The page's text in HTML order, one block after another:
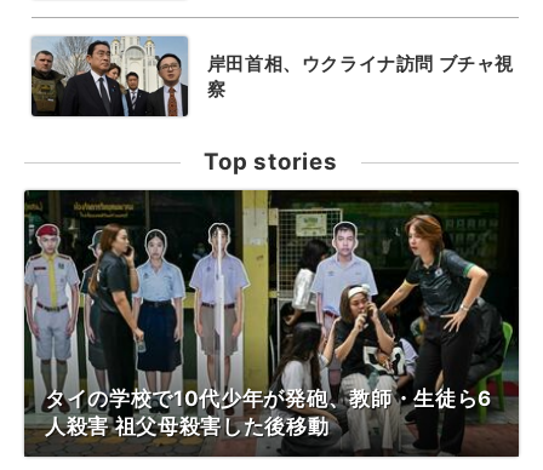
岸田首相、ウクライナ訪問 ブチャ視
察
Top stories
タイの学校で10代少年が発砲、教師・生徒ら6
人殺害 祖父母殺害した後移動